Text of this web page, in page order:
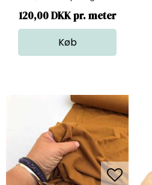
120,00 DKK pr. meter